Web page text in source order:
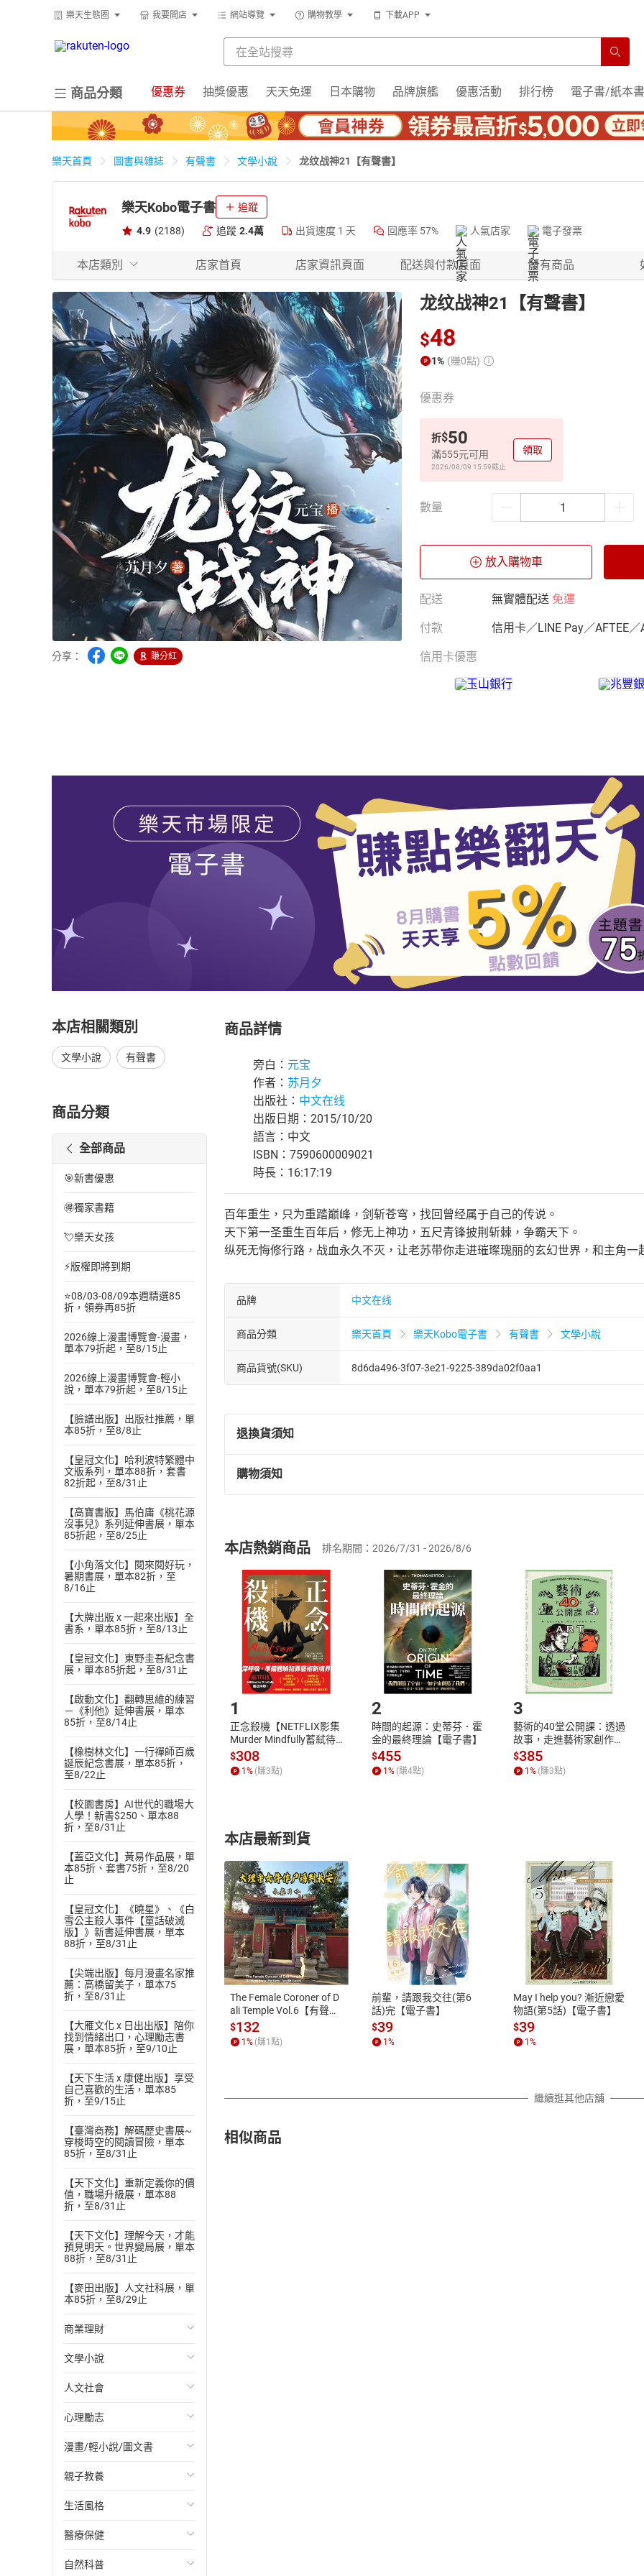
樂天生態圈 我要開店 網站導覽 購物教學 下載APP
商品分類 優惠券 抽獎優惠 天天免運 日本購物 品牌旗艦 優惠活動 排行榜 電子書/紙本書
樂天首頁 圖書與雜誌 有聲書 文學小說 龙纹战神21【有聲書】
樂天Kobo電子書 追蹤
4.9 (2188) 追蹤 2.4萬 出貨速度 1 天 回應率 57% 人氣店家 電子發票
本店類別 店家首頁 店家資訊頁面 配送與付款頁面 所有商品
分享： 賺分紅
龙纹战神21【有聲書】
$48
1% (賺0點)
優惠券
折$50
滿555元可用
2026/08/09 15:59截止
領取
數量
放入購物車
配送 無實體配送 免運
付款 信用卡／LINE Pay／AFTEE／
信用卡優惠
本店相關類別
文學小說 有聲書
商品分類
全部商品
🎯新書優惠
🉐獨家書籍
💘樂天女孩
⚡版權即將到期
⭐08/03-08/09本週精選85
折，領券再85折
2026線上漫畫博覽會-漫畫，
單本79折起，至8/15止
2026線上漫畫博覽會-輕小
說，單本79折起，至8/15止
【臉譜出版】出版社推薦，單
本85折，至8/8止
【皇冠文化】哈利波特繁體中
文版系列，單本88折，套書
82折起，至8/31止
【高寶書版】馬伯庸《桃花源
沒事兒》系列延伸書展，單本
85折起，至8/25止
【小角落文化】閱來閱好玩，
暑期書展，單本82折，至
8/16止
【大牌出版 x 一起來出版】全
書系，單本85折，至8/13止
【皇冠文化】東野圭吾紀念書
展，單本85折起，至8/31止
【啟動文化】翻轉思維的練習
－《利他》延伸書展，單本
85折，至8/14止
【橡樹林文化】一行禪師百歲
誕辰紀念書展，單本85折，
至8/22止
【校園書房】AI世代的職場大
人學！新書$250、單本88
折，至8/31止
【蓋亞文化】黃易作品展，單
本85折、套書75折，至8/20
止
【皇冠文化】《曉星》、《白
雪公主殺人事件【童話破滅
版】》新書延伸書展，單本
88折，至8/31止
【尖端出版】每月漫畫名家推
薦：高橋留美子，單本75
折，至8/31止
【大雁文化 x 日出出版】陪你
找到情緒出口，心理勵志書
展，單本85折，至9/10止
【天下生活 x 康健出版】享受
自己喜歡的生活，單本85
折，至9/15止
【臺灣商務】解碼歷史書展~
穿梭時空的閱讀冒險，單本
85折，至8/31止
【天下文化】重新定義你的價
值，職場升級展，單本88
折，至8/31止
【天下文化】理解今天，才能
預見明天。世界變局展，單本
88折，至8/31止
【麥田出版】人文社科展，單
本85折，至8/29止
商業理財
投資理財
經濟/趨勢
財務/金融
管理/領導
職場工作術
成功法
行銷/廣告
傳記
文學小說
歐美文學
日本文學
韓國文學
華文文學
經典文學
成長/家庭生活小說
懸疑/推理小說
人文社會
國際關係
政治
社會科學
台灣/中國歷史
日/韓歷史
其他歷史/史學
心理勵志
心靈成長/情緒
人際關係
兩性關係
心理學
漫畫/輕小說/圖文書
輕小說
奇幻/科幻
愛情故事
職場/社會寫實
親子教養
教育現場
兒童文學/故事
兒童科普/學習
生活風格
飲食/食譜
健身/美顏
醫療保健
健康/養生
自然科普
商品詳情
旁白： 元宝
作者： 苏月夕
出版社： 中文在线
出版日期：2015/10/20
語言：中文
ISBN：7590600009021
時長：16:17:19
百年重生，只为重踏巅峰，剑斩苍穹，找回曾经属于自己的传说。
天下第一圣重生百年后，修无上神功，五尺青锋披荆斩棘，争霸天下。
纵死无悔修行路，战血永久不灭，让老苏带你走进璀璨瑰丽的玄幻世界，和主角
品牌 中文在线
商品分類 樂天首頁 樂天Kobo電子書 有聲書 文學小說
商品貨號(SKU) 8d6da496-3f07-3e21-9225-389da02f0aa1
退換貨須知
退換貨規定：
(一)依消費者保護法第19條第1項後段暨通訊交易解除權合理例外情事適用
(二)消費者訂購本店鋪之商品即代表知悉本店鋪所銷售之商品為電子書，
且已下載/存取電子書，不得請求退貨退款。
退貨方式：您欲取消訂單或辦理退貨時，請登入樂天市場，並於「我的訂單
貨」，本店鋪將依您的申請進行審核，待審核通過後將為您辦理退款事宜。
請注意，樂天市場須以整筆訂單為單位進行取消/退貨，恕無法以單支商品取
購物須知
挑選商品
Choose
放入購物車
Shopping cart
登入帳號
Login
購書後，如何開始使用？
Step1.選擇閱讀載具 Step2.登入
付款方式
ATM轉帳、信用卡、LINE PAY、AFTEE
退換貨規範
本店是否提供消費者保護法七日猶
之權利，遽消費者保護法及通訊交
除權合理例外情事適用準則，依商
質各有不同規定。詳細退換貨說明
照各商品說明。
本店熱銷商品 排名期間：2026/7/31 - 2026/8/6
1
正念殺機【NETFLIX影集
Murder Mindfully蓄弒待
發】【電子書】
$308
1 % (賺3點)
2
時間的起源：史蒂芬．霍
金的最終理論【電子書】
$455
1 % (賺4點)
3
藝術的40堂公開課：透過
故事，走進藝術家創作現
場，看藝術如何誕生、如
何形塑人類生活【電子
書】
$385
1 % (賺3點)
本店最新到貨
The Female Coroner of D
ali Temple Vol.6【有聲
書】
$132
1 % (賺1 點)
前輩，請跟我交往(第6
話)完【電子書】
$39
1 %
May I help you? 漸近戀愛
物語(第5話)【電子書】
$39
1 %
繼續逛其他店舖
相似商品